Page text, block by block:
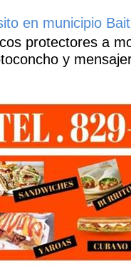
en municipio
protectores a
y